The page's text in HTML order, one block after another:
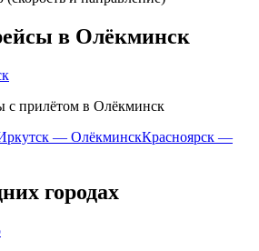
в Олёкминск
с прилётом в Олёкминск
— ОлёкминскКрасноярск —
городах